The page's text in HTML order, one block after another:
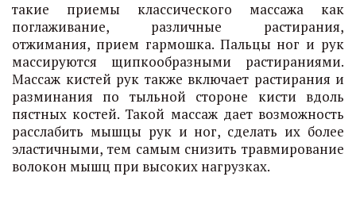
такие приемы классического массажа как
поглаживание, различные растирания,
отжимания, прием гармошка. Пальцы ног и рук
массируются щипкообразными растираниями.
Массаж кистей рук также включает растирания и
разминания по тыльной стороне кисти вдоль
пястных костей. Такой массаж дает возможность
расслабить мышцы рук и ног, сделать их более
эластичными, тем самым снизить травмирование
волокон мышц при высоких нагрузках.